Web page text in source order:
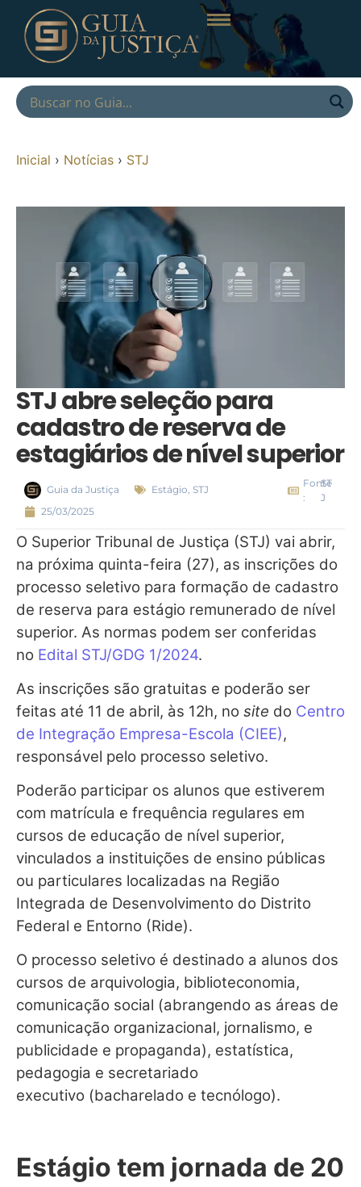
Inicial › Notícias › STJ
STJ abre seleção para
cadastro de reserva de
estagiários de nível superior
Guia da Justiça Estágio, STJ
25/03/2025
Fonte
:
ST
J
O Superior Tribunal de Justiça (STJ) vai abrir,
na próxima quinta-feira (27), as inscrições do
processo seletivo para formação de cadastro
de reserva para estágio remunerado de nível
superior. As normas podem ser conferidas
no Edital STJ/GDG 1/2024.
As inscrições são gratuitas e poderão ser
feitas até 11 de abril, às 12h, no site do Centro
de Integração Empresa-Escola (CIEE),
responsável pelo processo seletivo.
Poderão participar os alunos que estiverem
com matrícula e frequência regulares em
cursos de educação de nível superior,
vinculados a instituições de ensino públicas
ou particulares localizadas na Região
Integrada de Desenvolvimento do Distrito
Federal e Entorno (Ride).
O processo seletivo é destinado a alunos dos
cursos de arquivologia, biblioteconomia,
comunicação social (abrangendo as áreas de
comunicação organizacional, jornalismo, e
publicidade e propaganda), estatística,
pedagogia e secretariado
executivo (bacharelado e tecnólogo).
Estágio tem jornada de 20